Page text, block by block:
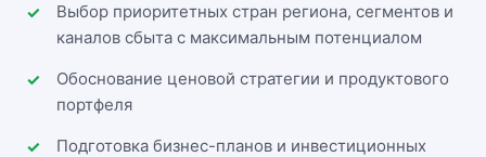
Выбор приоритетных стран региона, сегментов и
каналов сбыта с максимальным потенциалом
Обоснование ценовой стратегии и продуктового
портфеля
Подготовка бизнес-планов и инвестиционных